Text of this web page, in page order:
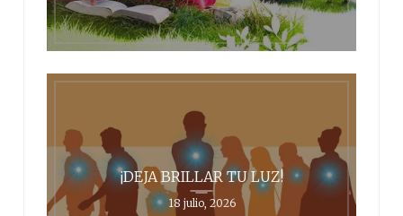
¡DEJA BRILLAR TU LUZ!
18 julio, 2026